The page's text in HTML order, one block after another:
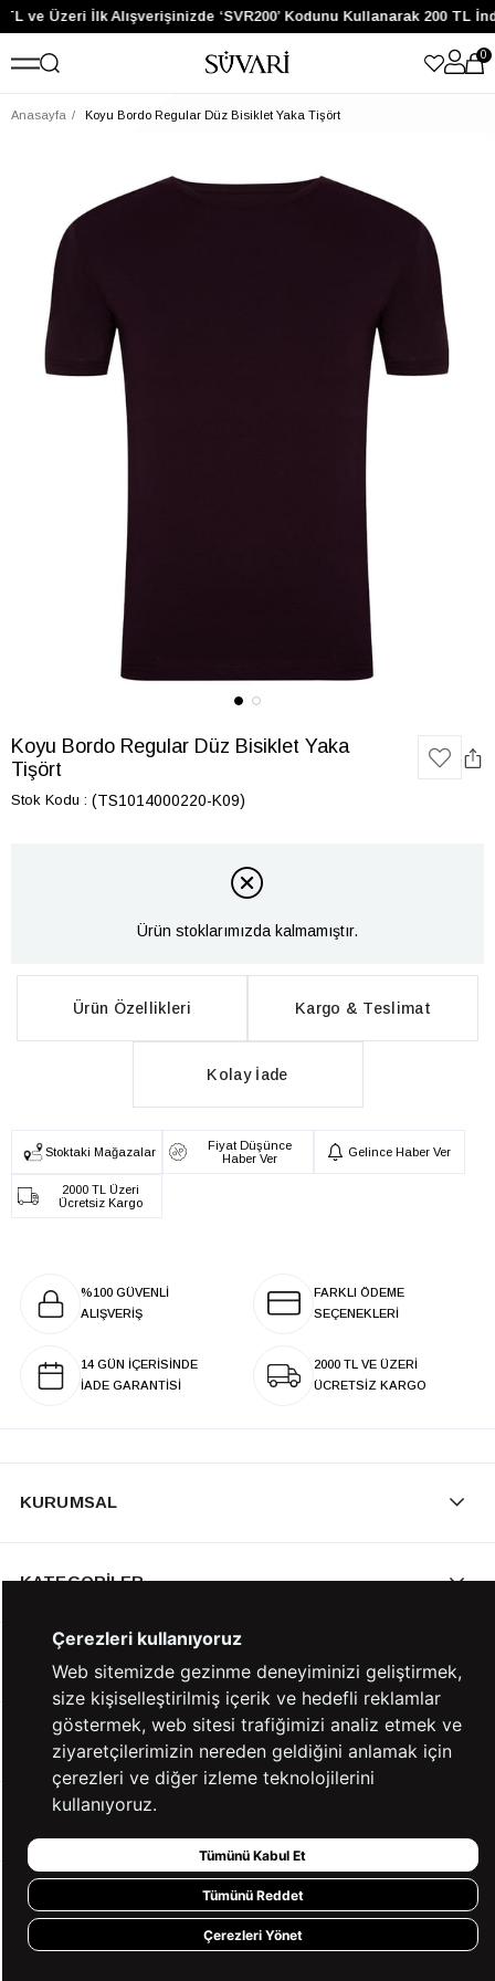
ve Üzeri İlk Alışverişinizde ‘SVR200’ Kodunu Kullanarak 200 TL
0
Anasayfa Koyu Bordo Regular Düz Bisiklet Yaka Tişört
Koyu Bordo Regular Düz Bisiklet Yaka
Tişört
Stok Kodu (TS1014000220-K09)
Ürün stoklarımızda kalmamıştır.
Ürün Özellikleri Kargo & Teslimat
Kolay İade
Stoktaki Mağazalar
Fiyat Düşünce
Haber Ver
Gelince Haber Ver
2000 TL Üzeri
Ücretsiz Kargo
%100 GÜVENLİ
ALIŞVERİŞ
FARKLI ÖDEME
SEÇENEKLERİ
14 GÜN İÇERİSİNDE
İADE GARANTİSİ
2000 TL VE ÜZERİ
ÜCRETSİZ KARGO
KURUMSAL
KATEGORİLER
YARDIM
BİZE ULAŞIN
HIZLI ERİŞİM
KVKK ve GİZLİLİK
Çerezleri kullanıyoruz
Web sitemizde gezinme deneyiminizi geliştirmek,
size kişiselleştirilmiş içerik ve hedefli reklamlar
göstermek, web sitesi trafiğimizi analiz etmek ve
ziyaretçilerimizin nereden geldiğini anlamak için
çerezleri ve diğer izleme teknolojilerini
kullanıyoruz.
Tümünü Kabul Et
Tümünü Reddet
Çerezleri Yönet